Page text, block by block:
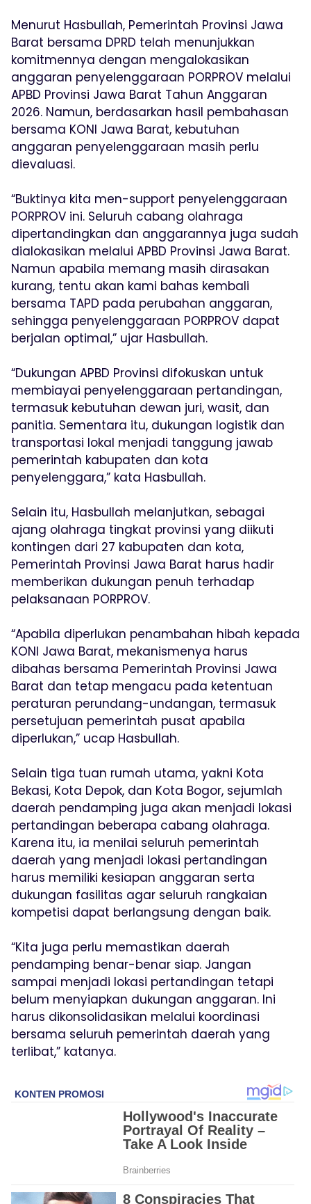
Menurut Hasbullah, Pemerintah Provinsi Jawa
Barat bersama DPRD telah menunjukkan
komitmennya dengan mengalokasikan
anggaran penyelenggaraan PORPROV melalui
APBD Provinsi Jawa Barat Tahun Anggaran
2026. Namun, berdasarkan hasil pembahasan
bersama KONI Jawa Barat, kebutuhan
anggaran penyelenggaraan masih perlu
dievaluasi.
“Buktinya kita men-support penyelenggaraan
PORPROV ini. Seluruh cabang olahraga
dipertandingkan dan anggarannya juga sudah
dialokasikan melalui APBD Provinsi Jawa Barat.
Namun apabila memang masih dirasakan
kurang, tentu akan kami bahas kembali
bersama TAPD pada perubahan anggaran,
sehingga penyelenggaraan PORPROV dapat
berjalan optimal,” ujar Hasbullah.
“Dukungan APBD Provinsi difokuskan untuk
membiayai penyelenggaraan pertandingan,
termasuk kebutuhan dewan juri, wasit, dan
panitia. Sementara itu, dukungan logistik dan
transportasi lokal menjadi tanggung jawab
pemerintah kabupaten dan kota
penyelenggara,” kata Hasbullah.
Selain itu, Hasbullah melanjutkan, sebagai
ajang olahraga tingkat provinsi yang diikuti
kontingen dari 27 kabupaten dan kota,
Pemerintah Provinsi Jawa Barat harus hadir
memberikan dukungan penuh terhadap
pelaksanaan PORPROV.
“Apabila diperlukan penambahan hibah kepada
KONI Jawa Barat, mekanismenya harus
dibahas bersama Pemerintah Provinsi Jawa
Barat dan tetap mengacu pada ketentuan
peraturan perundang-undangan, termasuk
persetujuan pemerintah pusat apabila
diperlukan,” ucap Hasbullah.
Selain tiga tuan rumah utama, yakni Kota
Bekasi, Kota Depok, dan Kota Bogor, sejumlah
daerah pendamping juga akan menjadi lokasi
pertandingan beberapa cabang olahraga.
Karena itu, ia menilai seluruh pemerintah
daerah yang menjadi lokasi pertandingan
harus memiliki kesiapan anggaran serta
dukungan fasilitas agar seluruh rangkaian
kompetisi dapat berlangsung dengan baik.
“Kita juga perlu memastikan daerah
pendamping benar-benar siap. Jangan
sampai menjadi lokasi pertandingan tetapi
belum menyiapkan dukungan anggaran. Ini
harus dikonsolidasikan melalui koordinasi
bersama seluruh pemerintah daerah yang
terlibat,” katanya.